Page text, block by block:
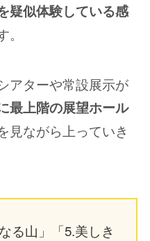
疑似体験している感
アターや常設展示が
最上階の展望ホール
見ながら上っていき
る山」「5.美しき